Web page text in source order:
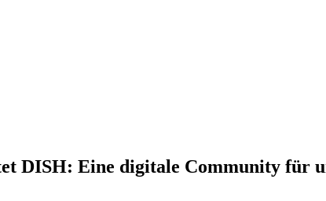
DISH: Eine digitale Community für